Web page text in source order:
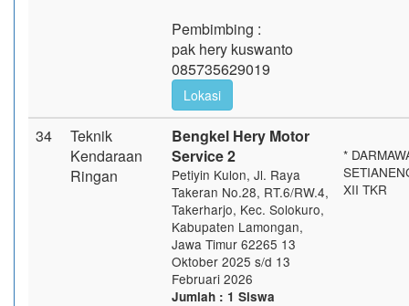
Pembimbing :
pak hery kuswanto
085735629019
Lokasi
34
Teknik
Kendaraan
Ringan
Bengkel Hery Motor
Service 2
Petiyin Kulon, Jl. Raya
Takeran No.28, RT.6/RW.4,
Takerharjo, Kec. Solokuro,
Kabupaten Lamongan,
Jawa Timur 62265 13
Oktober 2025 s/d 13
Februari 2026
Jumlah : 1 Siswa
*
XII TKR